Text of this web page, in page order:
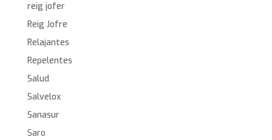
reig jofer
Reig Jofre
Relajantes
Repelentes
Salud
Salvelox
Sanasur
Saro